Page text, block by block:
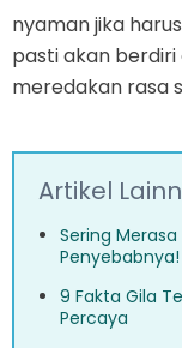
nyaman jika
pasti akan
meredakan rasa
Artikel
Sering
Penyebabnya!
9 Fakta Gila
Percaya